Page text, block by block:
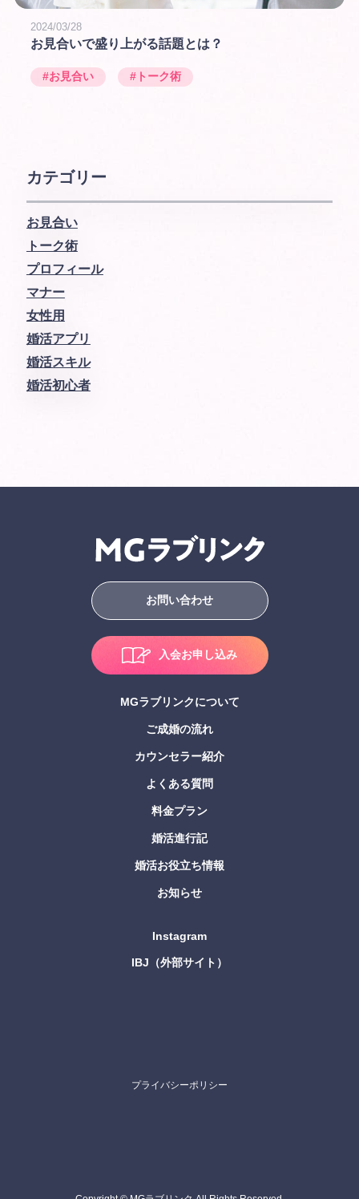
2024/03/28
お見合いで盛り上がる話題とは？
#お見合い #トーク術
カテゴリー
お見合い
トーク術
プロフィール
マナー
女性用
婚活アプリ
婚活スキル
婚活初心者
お問い合わせ
入会お申し込み
MGラブリンクについて
ご成婚の流れ
カウンセラー紹介
よくある質問
料金プラン
婚活進行記
婚活お役立ち情報
お知らせ
Instagram
IBJ（外部サイト）
プライバシーポリシー